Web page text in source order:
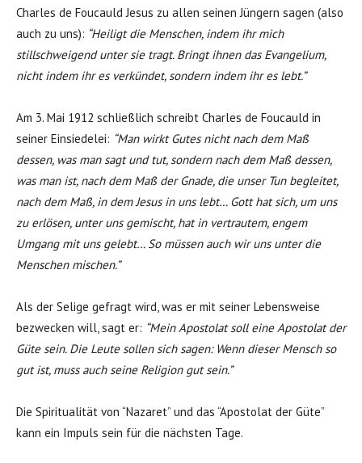
Charles de Foucauld Jesus zu allen seinen Jüngern sagen (also
auch zu uns): “Heiligt die Menschen, indem ihr mich
stillschweigend unter sie tragt. Bringt ihnen das Evangelium,
nicht indem ihr es verkündet, sondern indem ihr es lebt.”
Am 3. Mai 1912 schließlich schreibt Charles de Foucauld in
seiner Einsiedelei: “Man wirkt Gutes nicht nach dem Maß
dessen, was man sagt und tut, sondern nach dem Maß dessen,
was man ist, nach dem Maß der Gnade, die unser Tun begleitet,
nach dem Maß, in dem Jesus in uns lebt… Gott hat sich, um uns
zu erlösen, unter uns gemischt, hat in vertrautem, engem
Umgang mit uns gelebt… So müssen auch wir uns unter die
Menschen mischen.”
Als der Selige gefragt wird, was er mit seiner Lebensweise
bezwecken will, sagt er: “Mein Apostolat soll eine Apostolat der
Güte sein. Die Leute sollen sich sagen: Wenn dieser Mensch so
gut ist, muss auch seine Religion gut sein.”
Die Spiritualität von “Nazaret” und das “Apostolat der Güte”
kann ein Impuls sein für die nächsten Tage.